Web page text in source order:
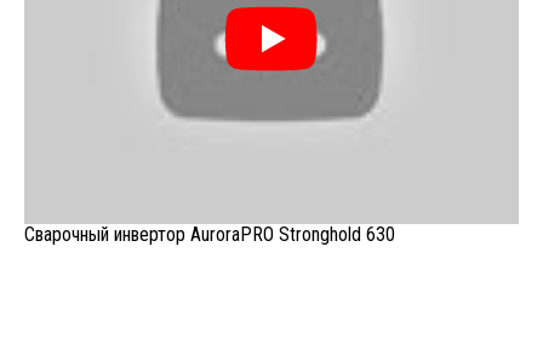
Сварочный инвертор AuroraPRO Stronghold 630